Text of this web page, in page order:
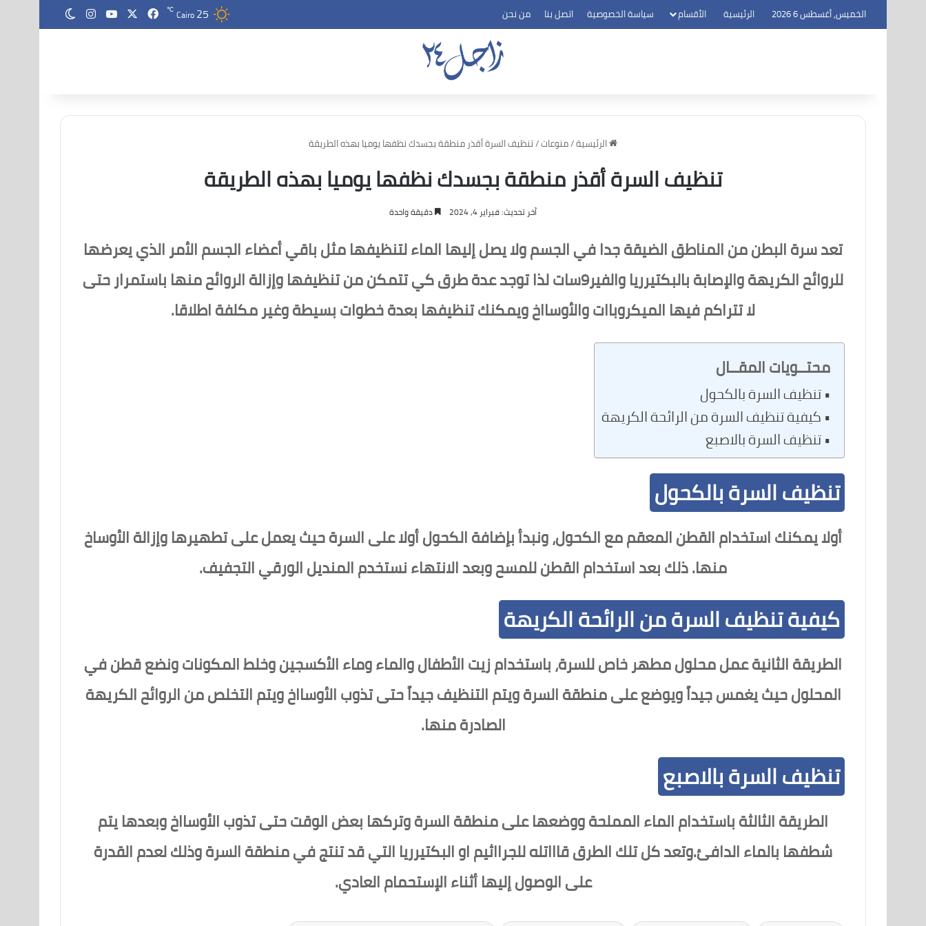
الخميس, أغسطس 6 2026 الرئيسية الأقسام سياسة الخصوصية اتصل بنا من نحن Cairo25
℃ فيسبوك ‫YouTubeانستقرام
الرئيسية/منوعات/تنظيف السرة أقذر منطقة بجسدك نظفها يوميا بهذه الطريقة
تنظيف السرة أقذر منطقة بجسدك نظفها يوميا بهذه الطريقة
آخر تحديث: فبراير 4, 2024 دقيقة واحدة
تعد سرة البطن من المناطق الضيقة جدا في الجسم ولا يصل إليها الماء لتنظيفها مثل باقي أعضاء الجسم الأمر الذي يعرضها
للروائح الكريهة والإصابة بالبكتيرريا والفير9سات لذا توجد عدة طرق كي تتمكن من تنظيفها وإزالة الروائح منها باستمرار حتى
لا تتراكم فيها الميكروباات والأوسااخ ويمكنك تنظيفها بعدة خطوات بسيطة وغير مكلفة اطلاقا.
محتــويات المقــال
تنظيف السرة بالكحول
كيفية تنظيف السرة من الرائحة الكريهة
تنظيف السرة بالاصبع
تنظيف السرة بالكحول
أولا يمكنك استخدام القطن المعقم مع الكحول، ونبدأ بإضافة الكحول أولا على السرة حيث يعمل على تطهيرها وإزالة الأوساخ
منها. ذلك بعد استخدام القطن للمسح وبعد الانتهاء نستخدم المنديل الورقي التجفيف.­
كيفية تنظيف السرة من الرائحة الكريهة
الطريقة الثانية عمل محلول مطهر خاص للسرة، باستخدام زيت الأطفال والماء وماء الأكسجين وخلط المكونات ونضع قطن في
المحلول حيث يغمس جيداً ويوضع على منطقة السرة ويتم التنظيف جيداً حتى تذوب الأوسااخ ويتم التخلص من الروائح الكريهة
الصادرة منها.
تنظيف السرة بالاصبع
الطريقة الثالثة باستخدام الماء المملحة ووضعها على منطقة السرة وتركها بعض الوقت حتى تذوب الأوسااخ وبعدها يتم
شطفها بالماء الدافئ.وتعد كل تلك الطرق قاااتله للجرااثيم او البكتيرريا التي قد تنتج في منطقة السرة وذلك لعدم القدرة
على الوصول إليها أثناء الإستحمام العادي.